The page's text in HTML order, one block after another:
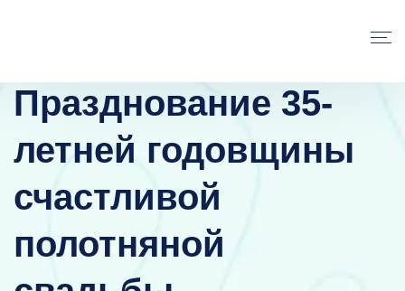
Празднование 35-
летней годовщины
счастливой
полотняной